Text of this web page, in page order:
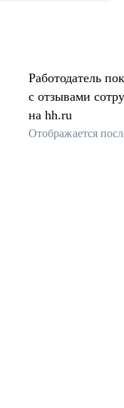
Работодатель
с отзывами
на hh.ru
Отображается